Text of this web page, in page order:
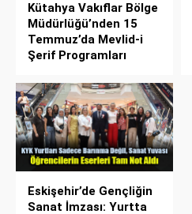
Kütahya Vakıflar Bölge
Müdürlüğü’nden 15
Temmuz’da Mevlid-i
Şerif Programları
Eskişehir’de Gençliğin
Sanat İmzası: Yurtta